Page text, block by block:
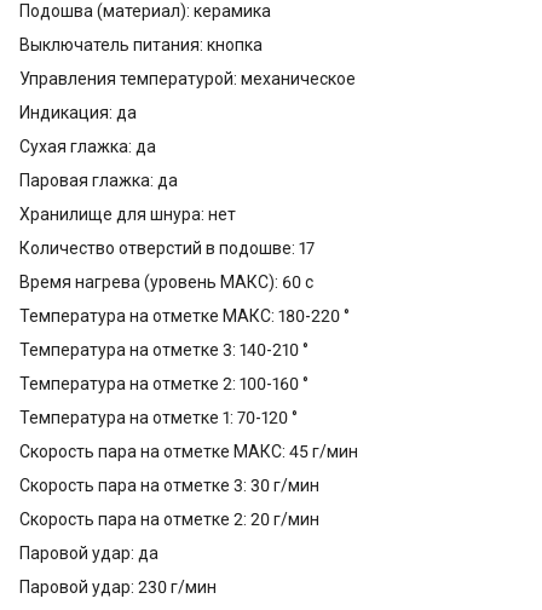
Подошва (материал): керамика
Выключатель питания: кнопка
Управления температурой: механическое
Индикация: да
Сухая глажка: да
Паровая глажка: да
Хранилище для шнура: нет
Количество отверстий в подошве: 17
Время нагрева (уровень МАКС): 60 с
Температура на отметке МАКС: 180-220 °
Температура на отметке 3: 140-210 °
Температура на отметке 2: 100-160 °
Температура на отметке 1: 70-120 °
Скорость пара на отметке МАКС: 45 г/мин
Скорость пара на отметке 3: 30 г/мин
Скорость пара на отметке 2: 20 г/мин
Паровой удар: да
Паровой удар: 230 г/мин